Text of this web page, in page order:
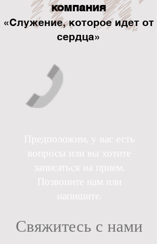
компания
«Служение, которое идет от
сердца»
Предположим, у вас есть
вопросы или вы хотите
записаться на прием.
Позвоните нам или
напишите.
Свяжитесь с нами